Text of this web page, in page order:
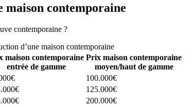
contemporaine
contemporaine ?
d’une maison contemporaine
maison contemporaine
entrée de gamme
Prix maison contemporaine
moyen/haut de gamme
100.000€
125.000€
200.000€